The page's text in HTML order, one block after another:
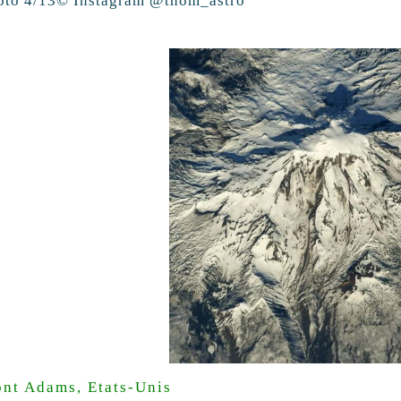
Adams, Etats-Unis